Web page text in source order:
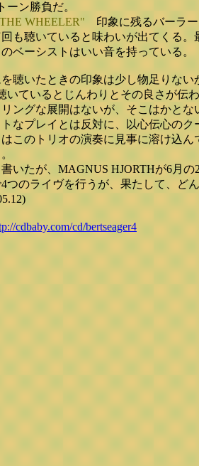
ーン勝負だ。
WHEELER" 印象に残るバーラ
も聴いていると味わいが出てくる
ベーシストはいい音を持っている。
聴いたときの印象は少し物足りな
いているとじんわりとその良さが伝
ングな展開はないが、そこはかと
なプレイとは反対に、以心伝心のク
このトリオの演奏に見事に溶け込
いたが、MAGNUS HJORTHが6月の
つのライヴを行うが、果たして、ど
cdbaby.com/cd/bertseager4